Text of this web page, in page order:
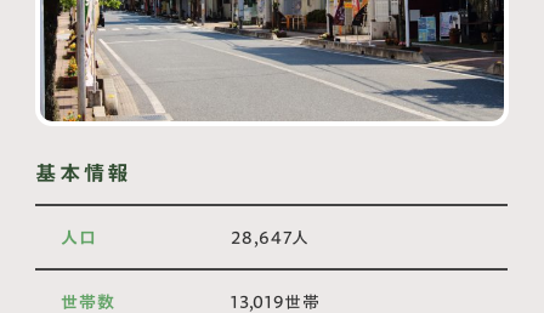
基本情報
人口 28,647人
世帯数 13,019世帯